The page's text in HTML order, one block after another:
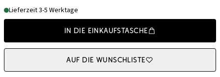
Lieferzeit 3-5 Werktage
In die Einkaufstasche
Auf die Wunschliste